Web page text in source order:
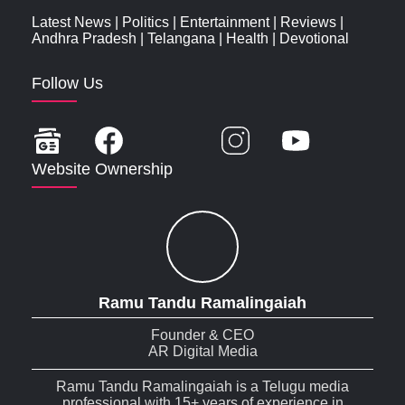
Latest News Politics Entertainment| Reviews
Andhra Pradesh
Telangana Health Devotional
Follow Us
Website Ownership
Ramu Tandu Ramalingaiah
Founder & CEO
AR Digital Media
Ramu Tandu Ramalingaiah is a Telugu media